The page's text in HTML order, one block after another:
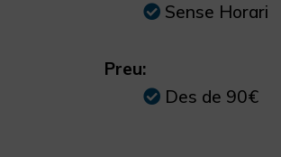
Sense Horari
Preu:
Des de 90€